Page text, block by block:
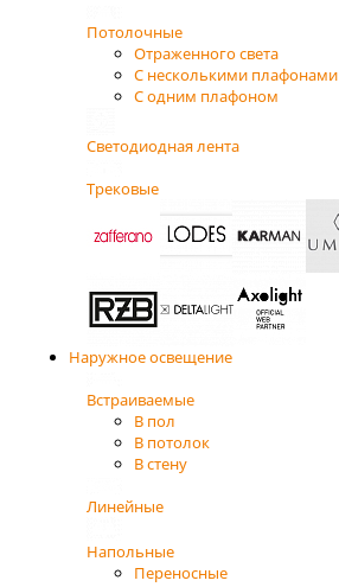
Потолочные
Отраженного света
С несколькими плафонами
С одним плафоном
Светодиодная лента
Трековые
Наружное освещение
Встраиваемые
В пол
В потолок
В стену
Линейные
Напольные
Переносные